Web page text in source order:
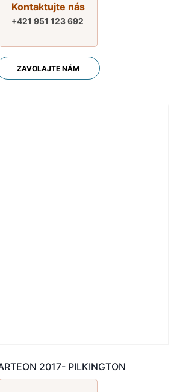
Kontaktujte nás
+421 951 123 692
ZAVOLAJTE NÁM
2017- PILKINGTON